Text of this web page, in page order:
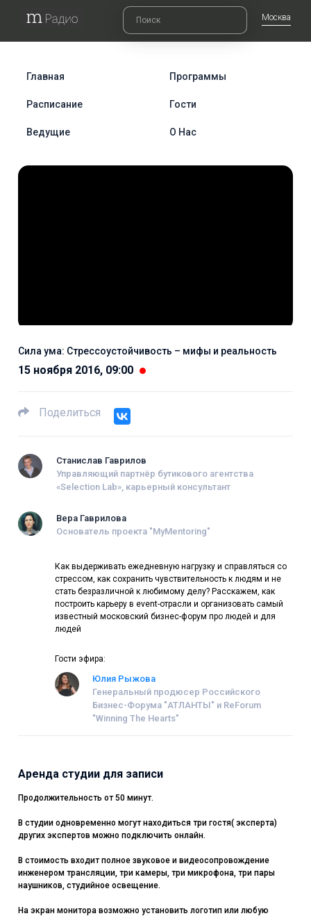
Москва
Главная Программы
Расписание Гости
Ведущие О Нас
Сила ума: Стрессоустойчивость – мифы и реальность
15 ноября 2016, 09:00
Поделиться
Станислав Гаврилов
Управляющий партнёр бутикового агентства
«Selection Lab», карьерный консультант
Вера Гаврилова
Основатель проекта "MyMentoring"
Как выдерживать ежедневную нагрузку и справляться со
стрессом, как сохранить чувствительность к людям и не
стать безразличной к любимому делу? Расскажем, как
построить карьеру в event-отрасли и организовать самый
известный московский бизнес-форум про людей и для
людей
Гости эфира:
Юлия Рыжова
Генеральный продюсер Российского
Бизнес-Форума "АТЛАНТЫ" и ReForum
"Winning The Hearts"
Аренда студии для записи
Продолжительность от 50 минут.
В студии одновременно могут находиться три гостя( эксперта)
других экспертов можно подключить онлайн.
В стоимость входит полное звуковое и видеосопровождение
инженером трансляции, три камеры, три микрофона, три пары
наушников, студийное освещение.
На экран монитора возможно установить логотип или любую